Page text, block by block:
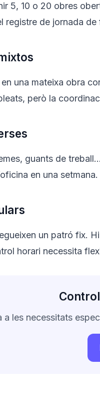
5, 10 o 20 obres
registre de jornada
una mateixa obra
però la
guants de
en una setmana.
un patró fix.
horari necessita
les necessitats